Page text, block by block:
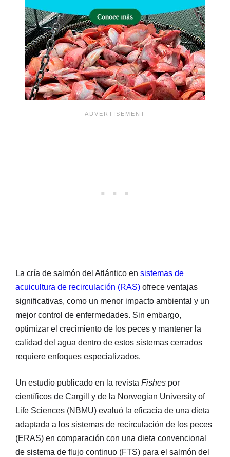
La cría de salmón del Atlántico en sistemas de
acuicultura de recirculación (RAS) ofrece ventajas
significativas, como un menor impacto ambiental y un
mejor control de enfermedades. Sin embargo,
optimizar el crecimiento de los peces y mantener la
calidad del agua dentro de estos sistemas cerrados
requiere enfoques especializados.
Un estudio publicado en la revista Fishes por
científicos de Cargill y de la Norwegian University of
Life Sciences (NBMU) evaluó la eficacia de una dieta
adaptada a los sistemas de recirculación de los peces
(ERAS) en comparación con una dieta convencional
de sistema de flujo continuo (FTS) para el salmón del